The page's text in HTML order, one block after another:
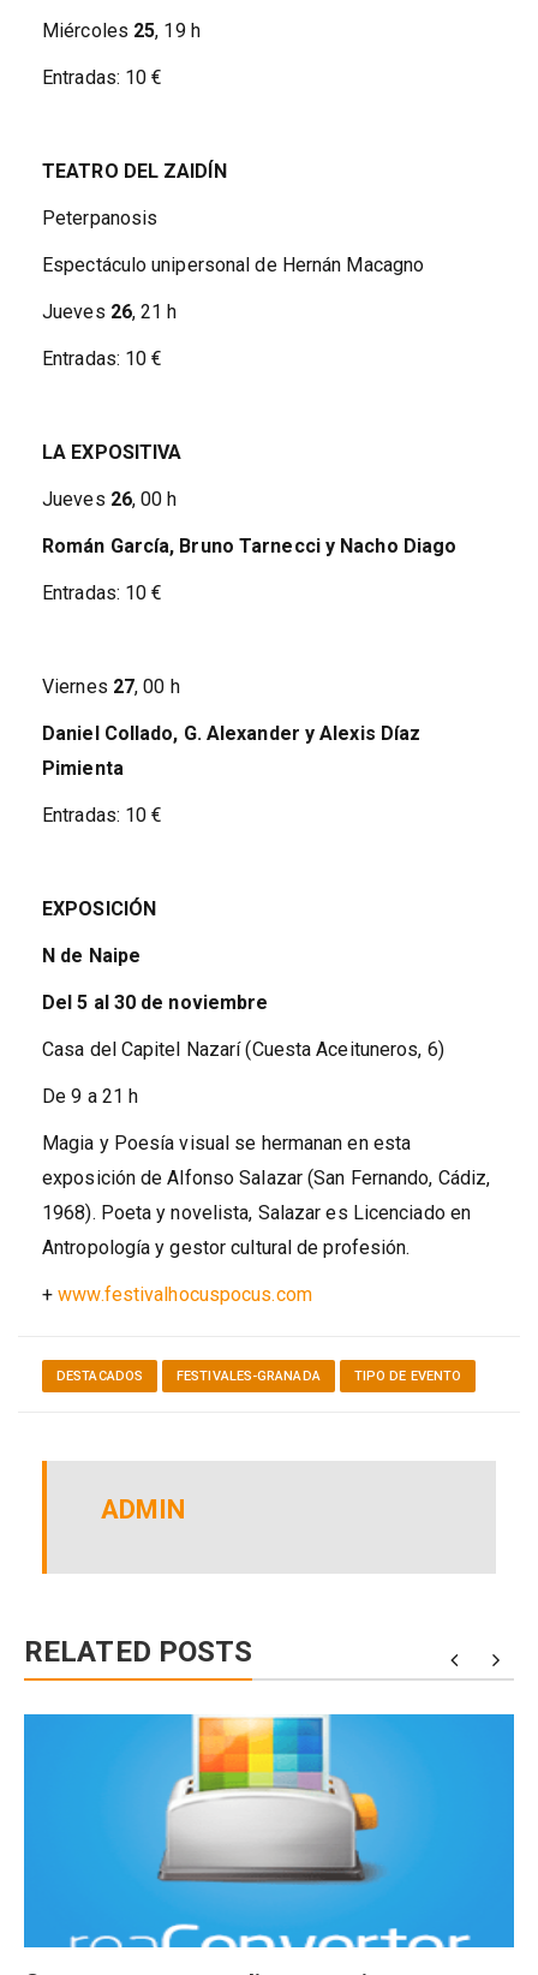
Miércoles 25, 19 h
Entradas: 10 €
TEATRO DEL ZAIDÍN
Peterpanosis
Espectáculo unipersonal de Hernán Macagno
Jueves 26, 21 h
Entradas: 10 €
LA EXPOSITIVA
Jueves 26, 00 h
Román García, Bruno Tarnecci y Nacho Diago
Entradas: 10 €
Viernes 27, 00 h
Daniel Collado, G. Alexander y Alexis Díaz
Pimienta
Entradas: 10 €
EXPOSICIÓN
N de Naipe
Del 5 al 30 de noviembre
Casa del Capitel Nazarí (Cuesta Aceituneros, 6)
De 9 a 21 h
Magia y Poesía visual se hermanan en esta
exposición de Alfonso Salazar (San Fernando, Cádiz,
1968). Poeta y novelista, Salazar es Licenciado en
Antropología y gestor cultural de profesión.
+www.festivalhocuspocus.com
DESTACADOS FESTIVALES-GRANADA TIPO DE EVENTO
ADMIN
RELATED POSTS